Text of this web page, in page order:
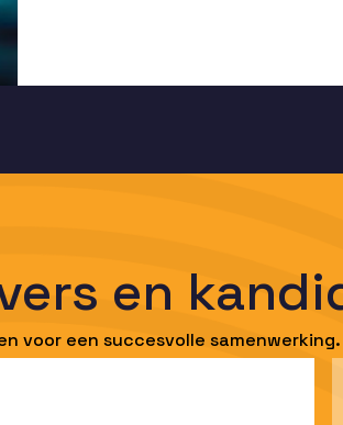
en
voor een succesvolle samenwerking.